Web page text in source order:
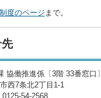
度のページ まで。
協働推進係〔3階 33番窓口〕
西7条北2丁目1-1
54-2568